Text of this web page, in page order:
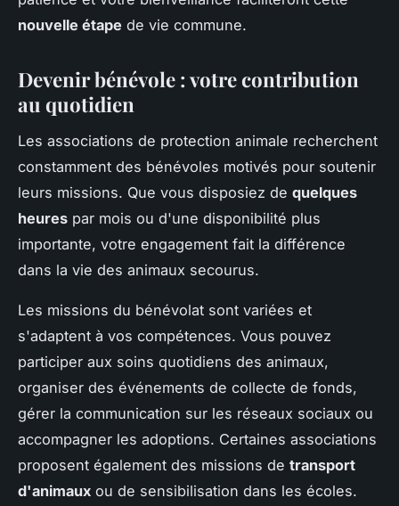
nouvelle étape de vie commune.
Devenir bénévole : votre contribution
au quotidien
Les associations de protection animale recherchent
constamment des bénévoles motivés pour soutenir
leurs missions. Que vous disposiez de quelques
heures par mois ou d'une disponibilité plus
importante, votre engagement fait la différence
dans la vie des animaux secourus.
Les missions du bénévolat sont variées et
s'adaptent à vos compétences. Vous pouvez
participer aux soins quotidiens des animaux,
organiser des événements de collecte de fonds,
gérer la communication sur les réseaux sociaux ou
accompagner les adoptions. Certaines associations
proposent également des missions de transport
d'animaux ou de sensibilisation dans les écoles.